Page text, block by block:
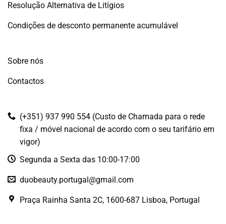
Resolução Alternativa de Litígios
Condições de desconto permanente acumulável
Sobre nós
Contactos
(+351) 937 990 554 (Custo de Chamada para o rede
fixa / móvel nacional de acordo com o seu tarifário em
vigor)
Segunda a Sexta das 10:00-17:00
duobeauty.portugal@gmail.com
Praça Rainha Santa 2C, 1600-687 Lisboa, Portugal